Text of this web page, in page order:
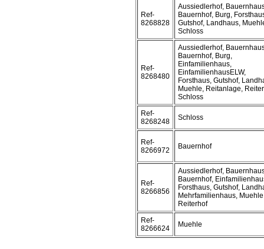
Ref-
8268828
Aussiedlerhof,
Bauernhof, Burg,
Gutshof, Landhaus,
Schloss
Ref-
8268480
Aussiedlerhof,
Bauernhof, Burg,
Einfamilienhaus,
EinfamilienhausELW,
Forsthaus, Gutshof,
Muehle, Reitanlage,
Schloss
Ref-
8268248
Schloss
Ref-
8266972
Bauernhof
Ref-
8266856
Aussiedlerhof,
Bauernhof,
Forsthaus, Gutshof,
Mehrfamilienhaus,
Reiterhof
Ref-
8266624
Muehle